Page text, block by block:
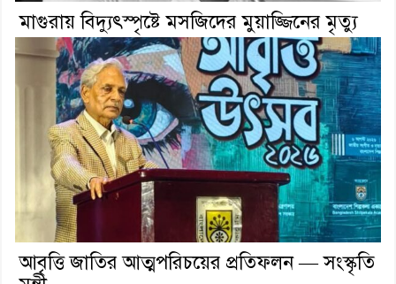
মাগুরায় বিদ্যুৎস্পৃষ্টে মসজিদের মুয়াজ্জিনের মৃত্যু
আবৃত্তি জাতির আত্মপরিচয়ের প্রতিফলন — সংস্কৃতি